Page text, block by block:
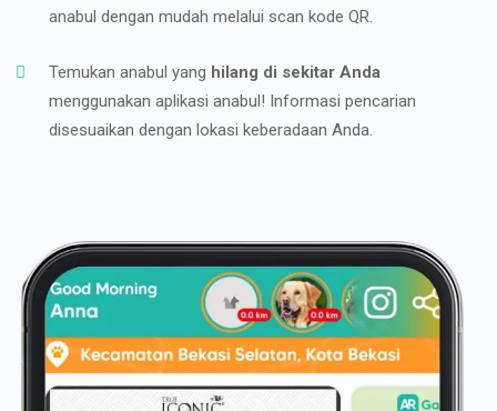
anabul dengan mudah melalui scan kode QR.
Temukan anabul yang hilang di sekitar Anda
menggunakan aplikasi anabul! Informasi pencarian
disesuaikan dengan lokasi keberadaan Anda.